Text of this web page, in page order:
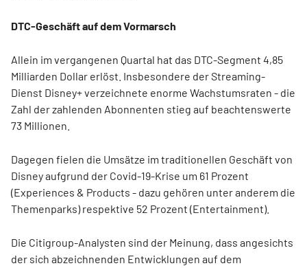
DTC-Geschäft auf dem Vormarsch
Allein im vergangenen Quartal hat das DTC-Segment 4,85
Milliarden Dollar erlöst. Insbesondere der Streaming-
Dienst Disney+ verzeichnete enorme Wachstumsraten - die
Zahl der zahlenden Abonnenten stieg auf beachtenswerte
73 Millionen.
Dagegen fielen die Umsätze im traditionellen Geschäft von
Disney aufgrund der Covid-19-Krise um 61 Prozent
(Experiences & Products - dazu gehören unter anderem die
Themenparks) respektive 52 Prozent (Entertainment).
Die Citigroup-Analysten sind der Meinung, dass angesichts
der sich abzeichnenden Entwicklungen auf dem